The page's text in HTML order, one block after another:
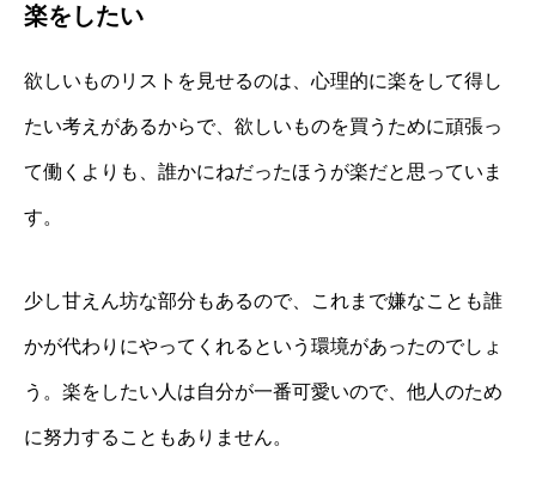
楽をしたい
欲しいものリストを見せるのは、心理的に楽をして得し
たい考えがあるからで、欲しいものを買うために頑張っ
て働くよりも、誰かにねだったほうが楽だと思っていま
す。
少し甘えん坊な部分もあるので、これまで嫌なことも誰
かが代わりにやってくれるという環境があったのでしょ
う。楽をしたい人は自分が一番可愛いので、他人のため
に努力することもありません。